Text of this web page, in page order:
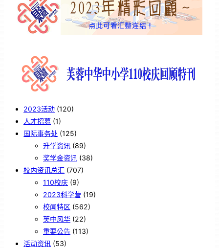
2023活动 (120)
人才招募 (1)
国际事务处 (125)
升学资讯 (89)
奖学金资讯 (38)
校内资讯总汇 (707)
110校庆 (9)
2023科学营 (19)
校闻特区 (562)
芙中风华 (22)
重要公告 (113)
活动资讯 (53)